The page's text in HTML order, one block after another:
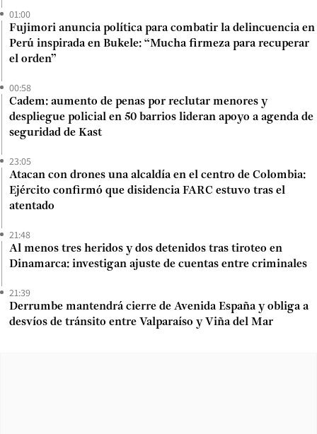
01:00
Fujimori anuncia política para combatir la delincuencia en
Perú inspirada en Bukele: “Mucha firmeza para recuperar
el orden”
00:58
Cadem: aumento de penas por reclutar menores y
despliegue policial en 50 barrios lideran apoyo a agenda de
seguridad de Kast
23:05
Atacan con drones una alcaldía en el centro de Colombia:
Ejército confirmó que disidencia FARC estuvo tras el
atentado
21:48
Al menos tres heridos y dos detenidos tras tiroteo en
Dinamarca: investigan ajuste de cuentas entre criminales
21:39
Derrumbe mantendrá cierre de Avenida España y obliga a
desvíos de tránsito entre Valparaíso y Viña del Mar